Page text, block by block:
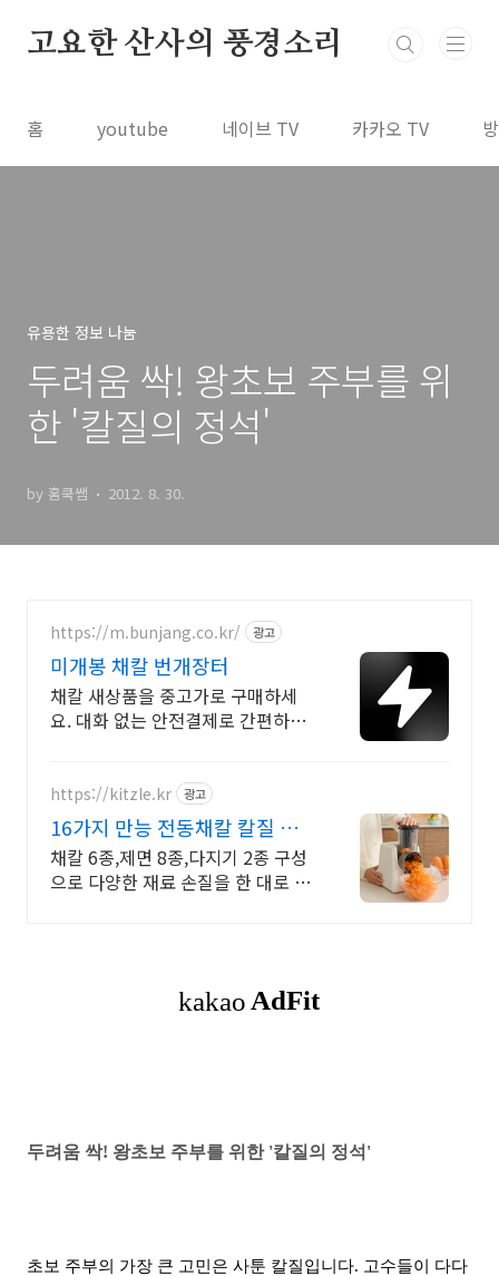
고요한 산사의 풍경소리
홈 youtube 네이브 TV 카카오 TV
유용한 정보 나눔
두려움 싹! 왕초보 주부를 위
한 '칼질의 정석'
by 홈쿡쌤 2012. 8. 30.
https://m.bunjang.co.kr/ 광고
미개봉 채칼 번개장터
채칼 새상품을 중고가로 구매하세
요. 대화 없는 안전결제로 간편하게!
상품 업로드
https://kitzle.kr 광고
16가지 만능 전동채칼 칼질 줄
이는 주방가전
채칼 6종,제면 8종,다지기 2종 구성
으로 다양한 재료 손질을 한 대로 해
두려움 싹! 왕초보 주부를 위한 '칼질의 정석'
초보 주부의 가장 큰 고민은 사툰 칼질입니다. 고수들이 다다